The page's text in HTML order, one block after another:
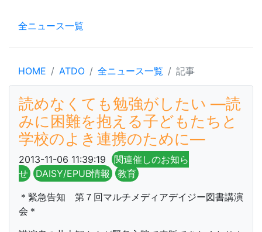
全ニュース一覧
HOME ATDO 全ニュース一覧 記事
読めなくても勉強がしたい ―読
みに困難を抱える子どもたちと
学校のよき連携のために―
2013-11-06 11:39:19
関連催しのお知ら
せ
DAISY/EPUB情報
教育
＊緊急告知 第７回マルチメディアデイジー図書講演
会＊